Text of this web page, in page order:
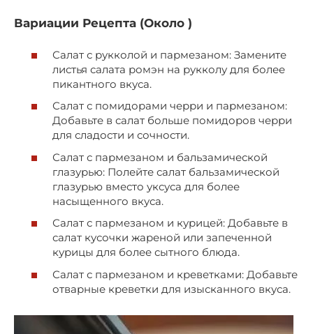
Вариации Рецепта (Около )
Салат с рукколой и пармезаном: Замените
листья салата ромэн на рукколу для более
пикантного вкуса.
Салат с помидорами черри и пармезаном:
Добавьте в салат больше помидоров черри
для сладости и сочности.
Салат с пармезаном и бальзамической
глазурью: Полейте салат бальзамической
глазурью вместо уксуса для более
насыщенного вкуса.
Салат с пармезаном и курицей: Добавьте в
салат кусочки жареной или запеченной
курицы для более сытного блюда.
Салат с пармезаном и креветками: Добавьте
отварные креветки для изысканного вкуса.